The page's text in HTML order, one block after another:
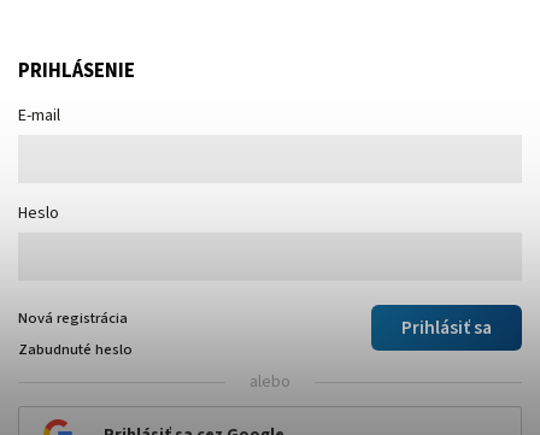
PRIHLÁSENIE
E-mail
Heslo
Prihlásiť sa
Nová registrácia
Zabudnuté heslo
alebo